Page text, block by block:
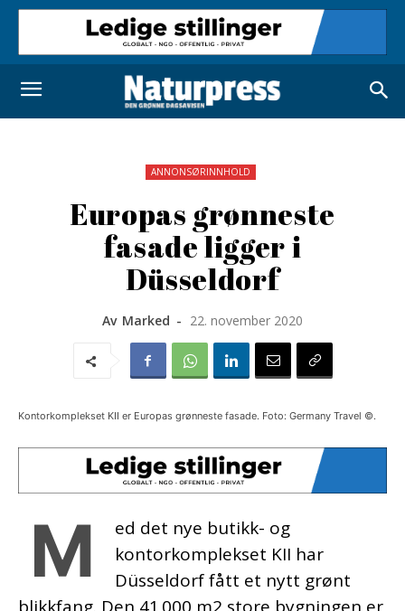
ANNONSØRINNHOLD
Europas grønneste
fasade ligger i
Düsseldorf
Av Marked - 22. november 2020
Kontorkomplekset KII er Europas grønneste fasade. Foto: Germany Travel ©.
M
ed det nye butikk- og
kontorkomplekset KII har
Düsseldorf fått et nytt grønt